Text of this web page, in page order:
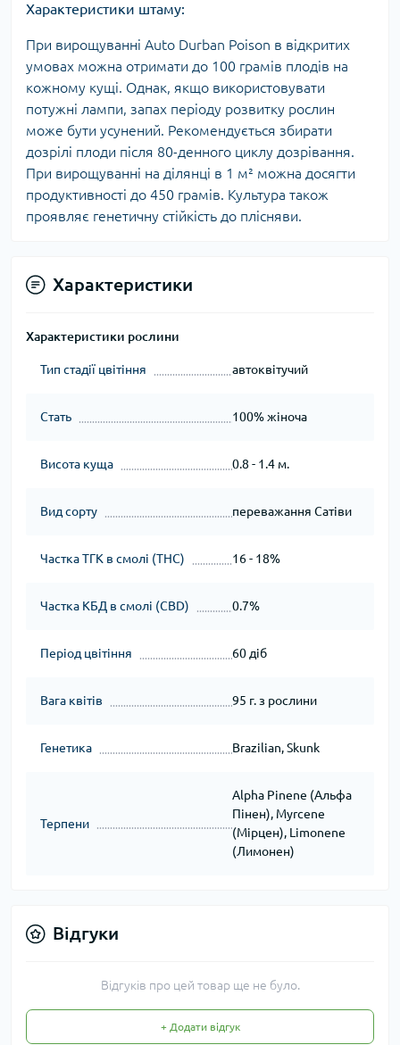
Характеристики штаму:
При вирощуванні Auto Durban Poison в відкритих
умовах можна отримати до 100 грамів плодів на
кожному кущі. Однак, якщо використовувати
потужні лампи, запах періоду розвитку рослин
може бути усунений. Рекомендується збирати
дозрілі плоди після 80-денного циклу дозрівання.
При вирощуванні на ділянці в 1 м² можна досягти
продуктивності до 450 грамів. Культура також
проявляє генетичну стійкість до плісняви.
Характеристики
Характеристики рослини
Тип стадії цвітіння автоквітучий
Стать 100% жіноча
Висота куща 0.8 - 1.4 м.
Вид сорту переважання Сатіви
Частка ТГК в смолі (THC) 16 - 18%
Частка КБД в смолі (CBD) 0.7%
Період цвітіння 60 діб
Вага квітів 95 г. з рослини
Генетика Brazilian, Skunk
Терпени
Alpha Pinene (Альфа
Пінен), Myrcene
(Мірцен), Limonene
(Лимонен)
Відгуки
Відгуків про цей товар ще не було.
+ Додати відгук